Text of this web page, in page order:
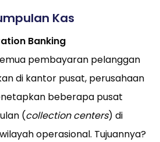
Kas
Banking
pembayaran pelanggan
di kantor pusat, perusahaan
beberapa pusat
(collection centers) di
operasional. Tujuannya?